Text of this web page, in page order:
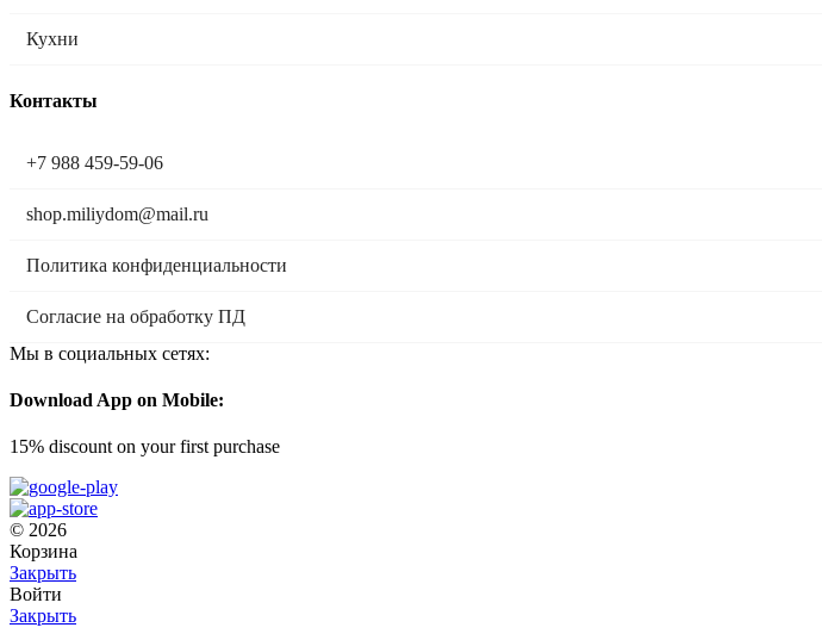
Кухни
Контакты
+7 988 459-59-06
shop.miliydom@mail.ru
Политика конфиденциальности
Согласие на обработку ПД
Мы в социальных сетях:
Download App on Mobile:
15% discount on your first purchase
© 2026
Корзина
Закрыть
Войти
Закрыть